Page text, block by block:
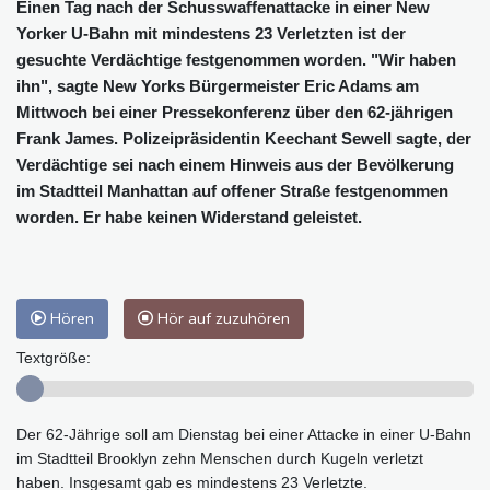
Einen Tag nach der Schusswaffenattacke in einer New
Yorker U-Bahn mit mindestens 23 Verletzten ist der
gesuchte Verdächtige festgenommen worden. "Wir haben
ihn", sagte New Yorks Bürgermeister Eric Adams am
Mittwoch bei einer Pressekonferenz über den 62-jährigen
Frank James. Polizeipräsidentin Keechant Sewell sagte, der
Verdächtige sei nach einem Hinweis aus der Bevölkerung
im Stadtteil Manhattan auf offener Straße festgenommen
worden. Er habe keinen Widerstand geleistet.
Hören Hör auf zuzuhören
Textgröße:
Der 62-Jährige soll am Dienstag bei einer Attacke in einer U-Bahn
im Stadtteil Brooklyn zehn Menschen durch Kugeln verletzt
haben. Insgesamt gab es mindestens 23 Verletzte.